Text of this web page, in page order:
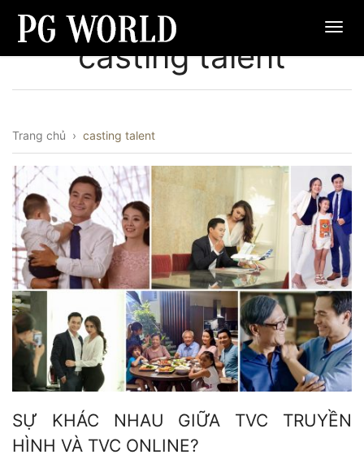
casting talent
Trang chủ › casting talent
SỰ KHÁC NHAU GIỮA TVC TRUYỀN
HÌNH VÀ TVC ONLINE?